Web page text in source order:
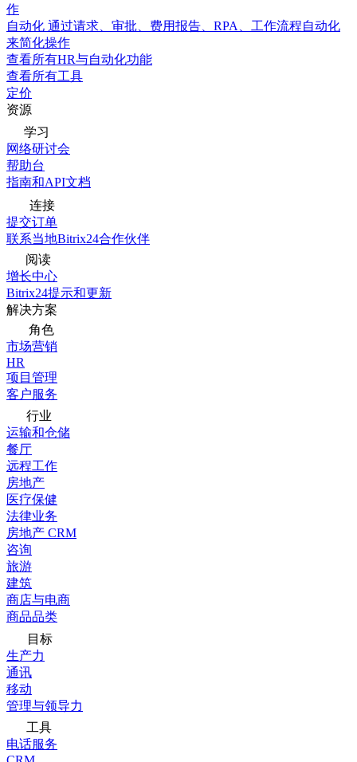
作
自动化 通过请求、审批、费用报告、RPA、工作流程自动化
来简化操作
查看所有HR与自动化功能
查看所有工具
定价
资源
学习
网络研讨会
帮助台
指南和API文档
连接
提交订单
联系当地Bitrix24合作伙伴
阅读
增长中心
Bitrix24提示和更新
解决方案
角色
市场营销
HR
项目管理
客户服务
行业
运输和仓储
餐厅
远程工作
房地产
医疗保健
法律业务
房地产 CRM
咨询
旅游
建筑
商店与电商
商品品类
目标
生产力
通讯
移动
管理与领导力
工具
电话服务